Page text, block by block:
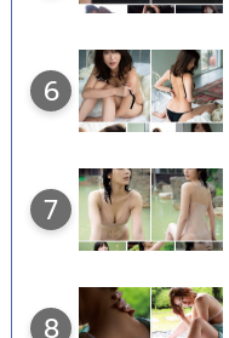
6
7
8